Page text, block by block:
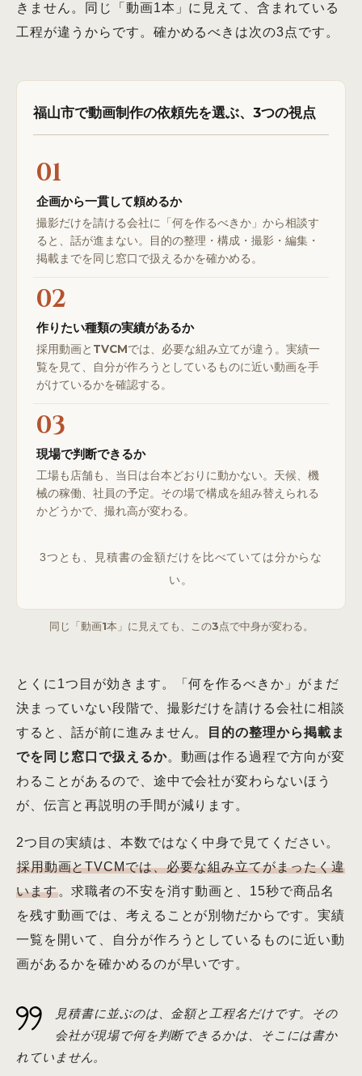
きません。同じ「動画1本」に見えて、含まれている
工程が違うからです。確かめるべきは次の3点です。
福山市で動画制作の依頼先を選ぶ、3つの視点
01
企画から一貫して頼めるか
撮影だけを請ける会社に「何を作るべきか」から相談す
ると、話が進まない。目的の整理・構成・撮影・編集・
掲載までを同じ窓口で扱えるかを確かめる。
02
作りたい種類の実績があるか
採用動画とTVCMでは、必要な組み立てが違う。実績一
覧を見て、自分が作ろうとしているものに近い動画を手
がけているかを確認する。
03
現場で判断できるか
工場も店舗も、当日は台本どおりに動かない。天候、機
械の稼働、社員の予定。その場で構成を組み替えられる
かどうかで、撮れ高が変わる。
3つとも、見積書の金額だけを比べていては分からな
い。
同じ「動画1本」に見えても、この3点で中身が変わる。
とくに1つ目が効きます。「何を作るべきか」がまだ
決まっていない段階で、撮影だけを請ける会社に相談
すると、話が前に進みません。
目的の整理から掲載ま
でを同じ窓口で扱えるか。動画は作る過程で方向が変
わることがあるので、途中で会社が変わらないほう
が、伝言と再説明の手間が減ります。
2つ目の実績は、本数ではなく中身で見てください。
採用動画とTVCMでは、必要な組み立てがまったく違
います。求職者の不安を消す動画と、15秒で商品名
を残す動画では、考えることが別物だからです。実績
一覧を開いて、自分が作ろうとしているものに近い動
画があるかを確かめるのが早いです。
見積書に並ぶのは、金額と工程名だけです。その
会社が現場で何を判断できるかは、そこには書か
れていません。